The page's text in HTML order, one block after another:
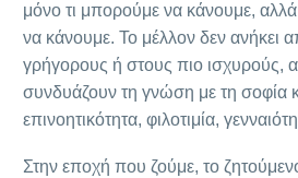
μόνο τι μπορούμε να κάνουμε, αλλά
να κάνουμε. Το μέλλον δεν ανήκει
γρήγορους ή στους πιο ισχυρούς,
συνδυάζουν τη γνώση με τη σοφία
επινοητικότητα, φιλοτιμία,
Στην εποχή που ζούμε, το